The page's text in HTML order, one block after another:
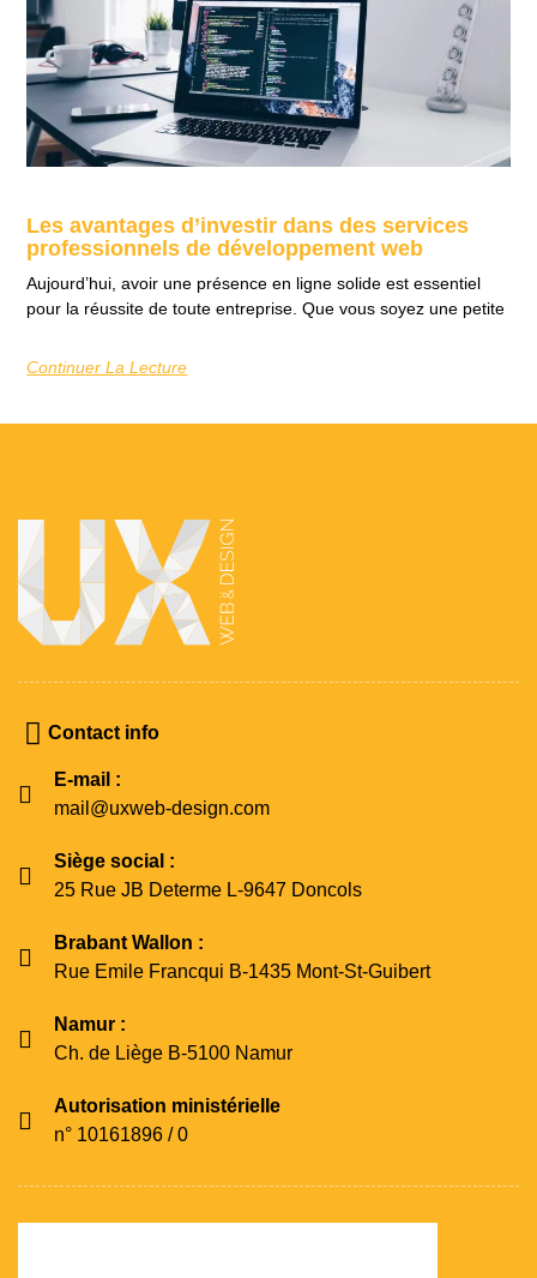
Les avantages d’investir dans des services
professionnels de développement web
Aujourd’hui, avoir une présence en ligne solide est essentiel
pour la réussite de toute entreprise. Que vous soyez une petite
Continuer La Lecture
Contact info
E-mail :
mail@uxweb-design.com
Siège social :
25 Rue JB Determe L-9647 Doncols
Brabant Wallon :
Rue Emile Francqui B-1435 Mont-St-Guibert
Namur :
Ch. de Liège B-5100 Namur
Autorisation ministérielle
n° 10161896 / 0